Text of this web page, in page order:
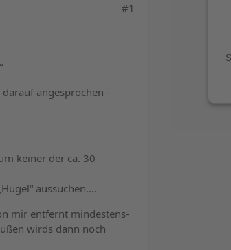
#1
angesprochen -
keiner der ca. 30
aussuchen….
mir entfernt mindestens-
wirds dann noch